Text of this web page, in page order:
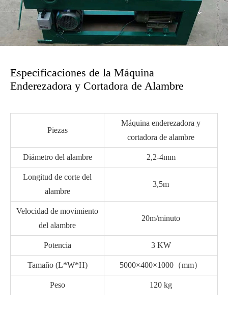
Especificaciones de la Máquina
Enderezadora y Cortadora de Alambre
Piezas
Máquina enderezadora y
cortadora de alambre
Diámetro del alambre 2,2-4mm
Longitud de corte del
alambre
3,5m
Velocidad de movimiento
del alambre
20m/minuto
Potencia 3 KW
Tamaño (L*W*H) 5000×400×1000（mm）
Peso 120 kg